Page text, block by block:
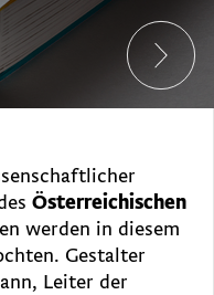
Österreichischen
werden in diesem
Gestalter
Leiter der